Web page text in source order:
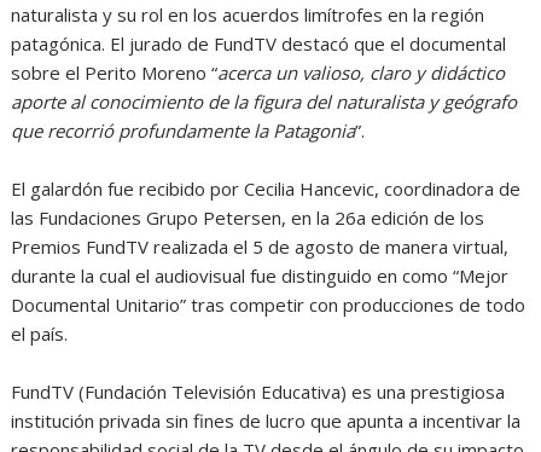
naturalista y su rol en los acuerdos limítrofes en la región
patagónica. El jurado de FundTV destacó que el documental
sobre el Perito Moreno “acerca un valioso, claro y didáctico
aporte al conocimiento de la figura del naturalista y geógrafo
que recorrió profundamente la Patagonia”.
El galardón fue recibido por Cecilia Hancevic, coordinadora de
las Fundaciones Grupo Petersen, en la 26a edición de los
Premios FundTV realizada el 5 de agosto de manera virtual,
durante la cual el audiovisual fue distinguido en como “Mejor
Documental Unitario” tras competir con producciones de todo
el país.
FundTV (Fundación Televisión Educativa) es una prestigiosa
institución privada sin fines de lucro que apunta a incentivar la